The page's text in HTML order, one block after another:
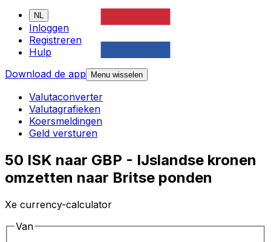
NL
Inloggen
Registreren
Hulp
Download de app
Menu wisselen
Valutaconverter
Valutagrafieken
Koersmeldingen
Geld versturen
50 ISK naar GBP - IJslandse kronen
omzetten naar Britse ponden
Xe currency-calculator
Van